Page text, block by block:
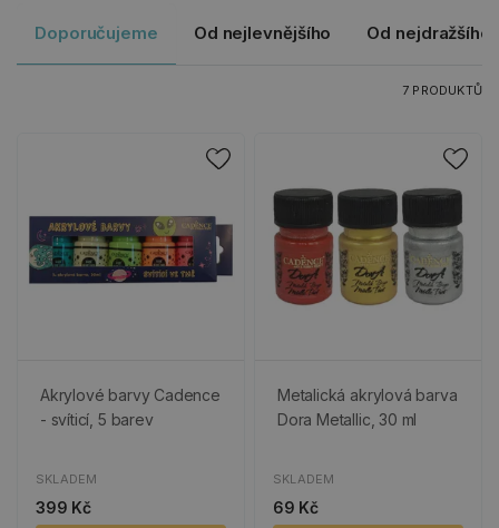
Doporučujeme Od nejlevnějšího Od nejdražšího
7 PRODUKTŮ
Akrylové barvy Cadence
- svíticí, 5 barev
SKLADEM
399 Kč
Metalická akrylová barva
Dora Metallic, 30 ml
SKLADEM
69 Kč